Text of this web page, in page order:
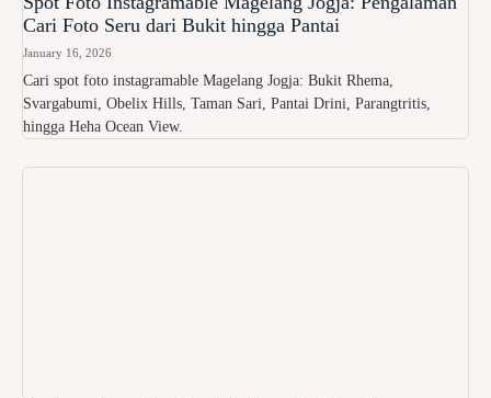
Cari Foto Seru dari Bukit hingga Pantai
January 16, 2026
Cari spot foto instagramable Magelang Jogja: Bukit Rhema,
Svargabumi, Obelix Hills, Taman Sari, Pantai Drini, Parangtritis,
hingga Heha Ocean View.